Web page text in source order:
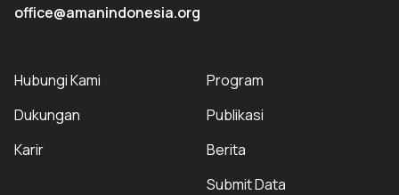
office@amanindonesia.org
Hubungi Kami
Dukungan
Karir
Program
Publikasi
Berita
Submit Data